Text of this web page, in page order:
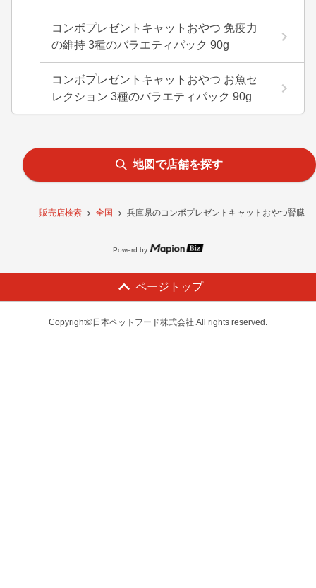
販売店検索 全国 兵庫県のコンボプレゼントキャットおやつ腎臓
コンボプレゼントキャットおやつ 免疫力
の維持 3種のバラエティパック 90g
コンボプレゼントキャットおやつ お魚セ
レクション 3種のバラエティパック 90g
地図で店舗を探す
Powerd by
ページトップ
Copyright©日本ペットフード株式会社.All rights reserved.